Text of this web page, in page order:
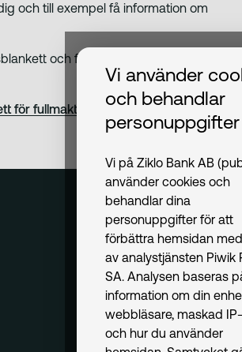
och till exempel få information om
och följ instruktionerna i
för fullmakt
Vi använder
och behandlar
personuppgifter
Vi på Ziklo Bank AB
använder cookies och
behandlar dina
personuppgifter för att
förbättra hemsidan
av analystjänsten Piwik
SA. Analysen baseras
information om din
webbläsare, maskad
och hur du använder